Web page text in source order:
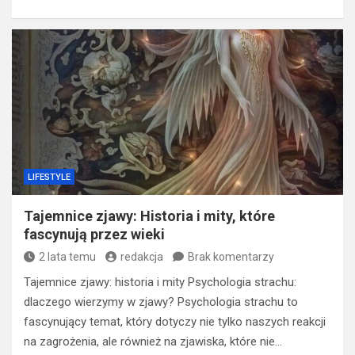
LIFESTYLE
Tajemnice zjawy: Historia i mity, które
fascynują przez wieki
2 lata temu redakcja Brak komentarzy
Tajemnice zjawy: historia i mity Psychologia strachu:
dlaczego wierzymy w zjawy? Psychologia strachu to
fascynujący temat, który dotyczy nie tylko naszych reakcji
na zagrożenia, ale również na zjawiska, które nie…